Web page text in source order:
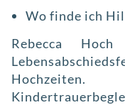
Wo finde ich
Rebecca